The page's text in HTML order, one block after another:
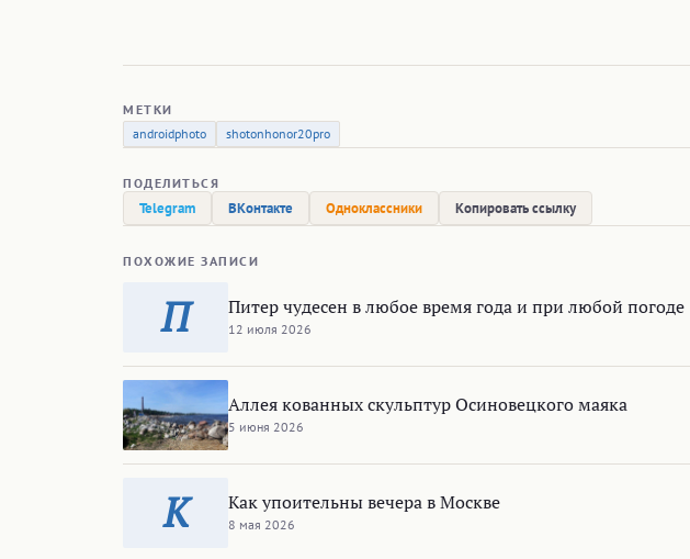
МЕТКИ
androidphoto
shotonhonor20pro
ПОДЕЛИТЬСЯ
Telegram ВКонтакте Одноклассники Копировать ссылку
ПОХОЖИЕ ЗАПИСИ
П Питер чудесен в любое время года и при любой погоде
12 июля 2026
Аллея кованных скульптур Осиновецкого маяка
5 июня 2026
К Как упоительны вечера в Москве
8 мая 2026